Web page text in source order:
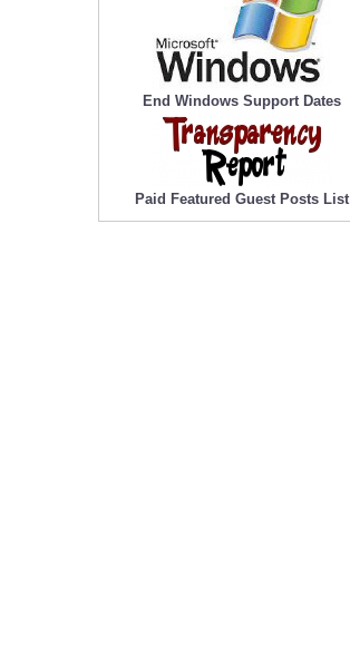
End Windows Support Dates
Paid Featured Guest Posts List